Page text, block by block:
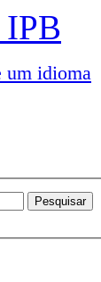
um idioma